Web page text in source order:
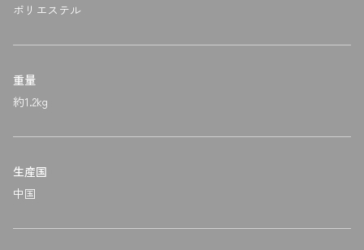
ポリエステル
重量
約1.2kg
生産国
中国